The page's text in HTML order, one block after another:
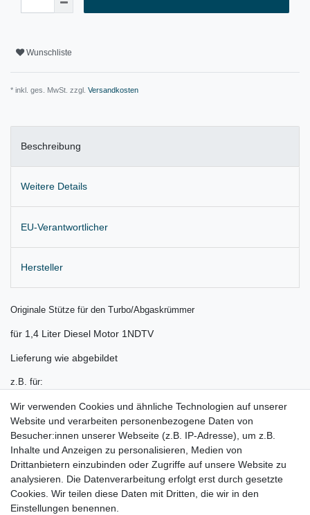
Wunschliste
* inkl. ges. MwSt. zzgl. Versandkosten
Beschreibung
Weitere Details
EU-Verantwortlicher
Hersteller
Originale Stütze für den Turbo/Abgaskrümmer
für 1,4 Liter Diesel Motor 1NDTV
Lieferung wie abgebildet
z.B. für:
Toyota Auris Bj. 2008 - 2017
Toyota Corolla Bj. 12.2008 - 2017
Toyota Urban Cruiser Bj. 2008 - 2016
Toyota Verso Bj. 11.2010 - 2016
Toyota Yaris Bj. 11.2008 - 2017
Wir verwenden Cookies und ähnliche Technologien auf unserer
Website und verarbeiten personenbezogene Daten von
Besucher:innen unserer Webseite (z.B. IP-Adresse), um z.B.
Inhalte und Anzeigen zu personalisieren, Medien von
Drittanbietern einzubinden oder Zugriffe auf unsere Website zu
analysieren. Die Datenverarbeitung erfolgt erst durch gesetzte
Cookies. Wir teilen diese Daten mit Dritten, die wir in den
Einstellungen benennen.